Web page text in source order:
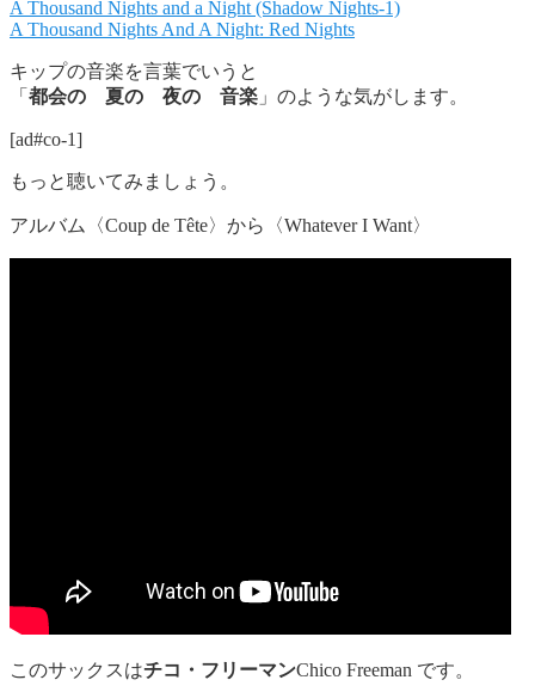
A Thousand Nights and a Night (Shadow Nights-1)
A Thousand Nights And A Night: Red Nights
キップの音楽を言葉でいうと
「 都会の 夏の 夜の 音楽 」のような気がします。
[ad#co-1]
もっと聴いてみましょう。
アルバム〈Coup de Tête〉から〈Whatever I Want〉
このサックスはチコ・フリーマンChico Freeman です。